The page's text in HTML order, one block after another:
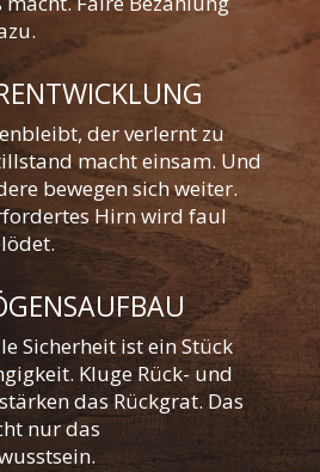
der verlernt zu
macht einsam. Und
bewegen sich weiter.
Hirn wird faul
Sicherheit ist ein Stück
Kluge Rück- und
das Rückgrat. Das
nur das